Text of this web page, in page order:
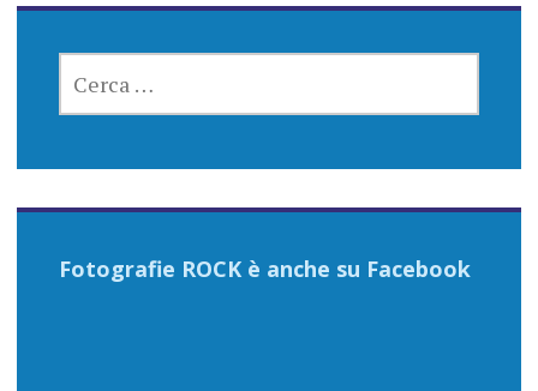
PER:
Fotografie ROCK è anche su Facebook